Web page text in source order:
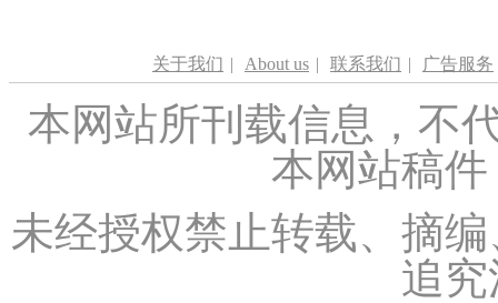
关于我们 | About us | 联系我们 | 广告服务
本网站所刊载信息，不
本网站稿
未经授权禁止转载、摘
追